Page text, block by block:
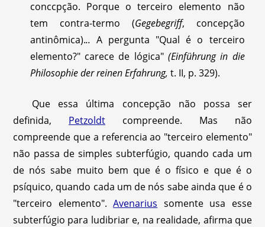
conccpção. Porque o terceiro elemento não
tem contra-termo (Gegebegriff, concepção
antinômica)...A pergunta "Qual é o terceiro
elemento?" carece de lógica"(Einführung in die
Philosophie der reinen Erfahrung, t. II, p. 329).
Que essa última concepção não possa ser
definida, Petzoldt compreende. Mas não
compreende que a referencia ao "terceiro elemento"
não passa de simples subterfúgio, quando cada um
de nós sabe muito bem que é o físico e que é o
psíquico, quando cada um de nós sabe ainda que é o
"terceiro elemento".Avenarius somente usa esse
subterfúgio para ludibriar e, na realidade, afirma que